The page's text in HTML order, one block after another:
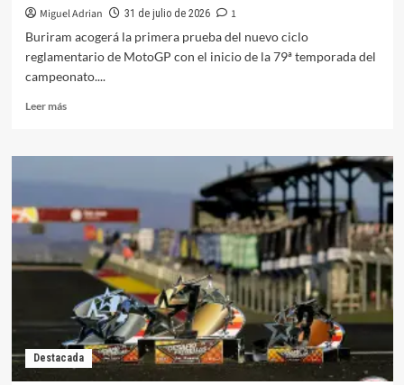
Miguel Adrian 31 de julio de 2026
1
Buriram acogerá la primera prueba del nuevo ciclo
reglamentario de MotoGP con el inicio de la 79ª temporada del
campeonato....
Leer másLeer
El
el
2027
en
Tailandia
Destacada